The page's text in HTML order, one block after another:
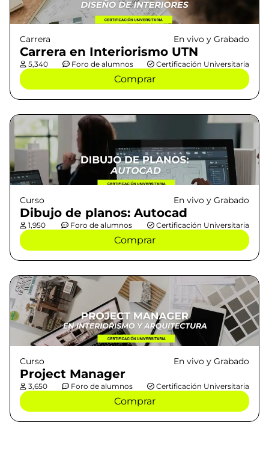
Carrera En vivo y Grabado
Carrera en Interiorismo UTN
5,340 Foro de alumnos Certificación Universitaria
Comprar
Curso En vivo y Grabado
Dibujo de planos: Autocad
1,950 Foro de alumnos Certificación Universitaria
Comprar
Curso En vivo y Grabado
Project Manager
3,650 Foro de alumnos Certificación Universitaria
Comprar